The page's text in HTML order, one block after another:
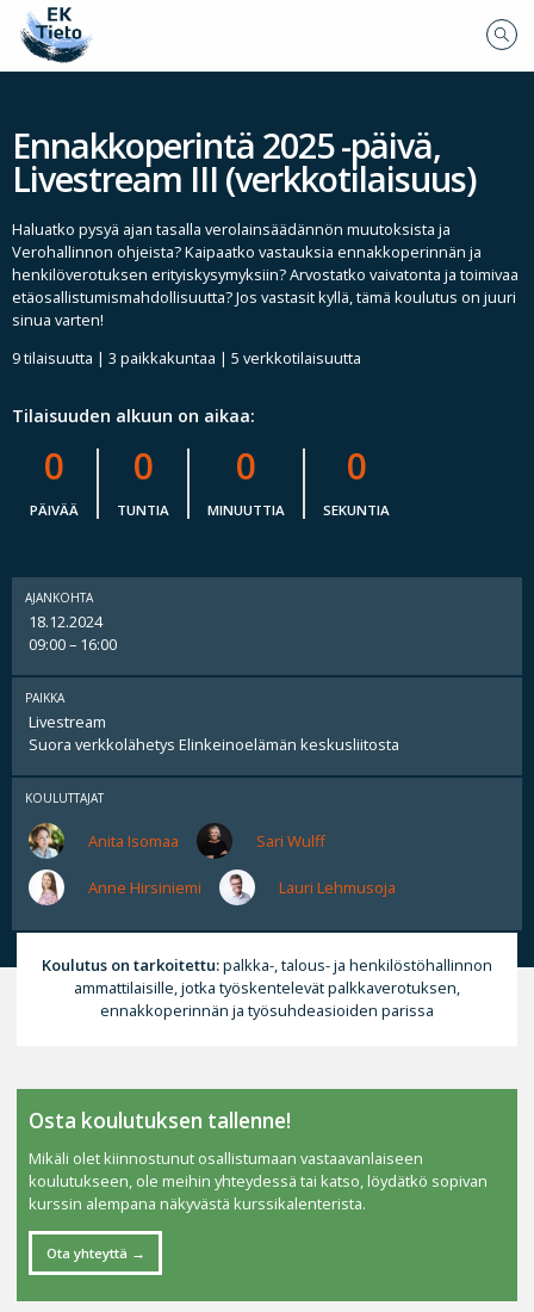
Ennakkoperintä 2025 -päivä,
Livestream III (verkkotilaisuus)
Haluatko pysyä ajan tasalla verolainsäädännön muutoksista ja
Verohallinnon ohjeista? Kaipaatko vastauksia ennakkoperinnän ja
henkilöverotuksen erityiskysymyksiin? Arvostatko vaivatonta ja toimivaa
etäosallistumismahdollisuutta? Jos vastasit kyllä, tämä koulutus on juuri
sinua varten!
9 tilaisuutta | 3 paikkakuntaa | 5 verkkotilaisuutta
Tilaisuuden alkuun on aikaa:
0
PÄIVÄÄ
0
TUNTIA
0
MINUUTTIA
0
SEKUNTIA
AJANKOHTA
18.12.2024
09:00 – 16:00
PAIKKA
Livestream
Suora verkkolähetys Elinkeinoelämän keskusliitosta
KOULUTTAJAT
Anita Isomaa Sari Wulff
Anne Hirsiniemi Lauri Lehmusoja
Koulutus on tarkoitettu:palkka-, talous- ja henkilöstöhallinnon
ammattilaisille, jotka työskentelevät palkkaverotuksen,
ennakkoperinnän ja työsuhdeasioiden parissa
Osta koulutuksen tallenne!
Mikäli olet kiinnostunut osallistumaan vastaavanlaiseen
koulutukseen, ole meihin yhteydessä tai katso, löydätkö sopivan
kurssin alempana näkyvästä kurssikalenterista.
Ota yhteyttä